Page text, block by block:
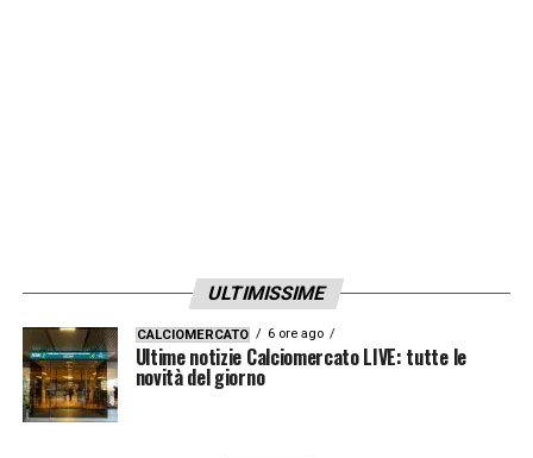
LA PLAYLIST DELLE NOSTRE TOP NEWS
ULTIMISSIME
CALCIOMERCATO 6 ore ago
Ultime notizie Calciomercato LIVE: tutte le
novità del giorno